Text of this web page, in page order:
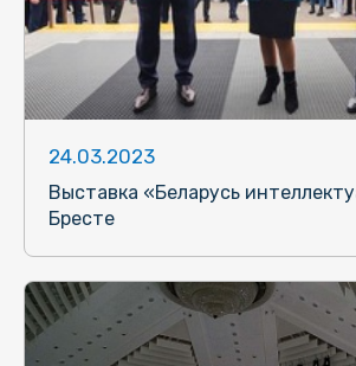
24.03.2023
Выставка «Беларусь
Бресте